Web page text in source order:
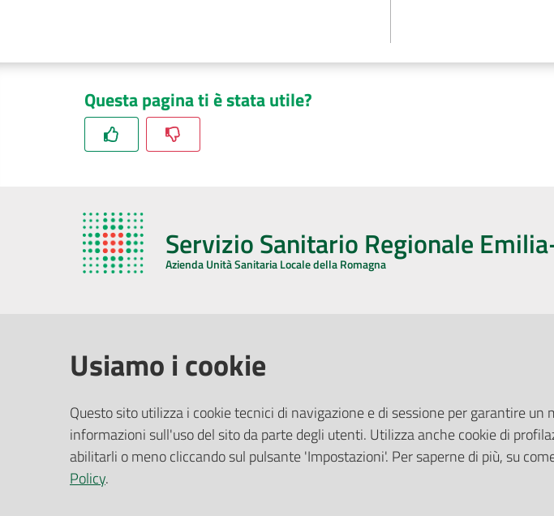
Questa pagina ti è stata utile?
Servizio Sanitario Regionale
Azienda Unità Sanitaria Locale della Romagna
Via De Gasperi, 8 - 48121 Ravenna (RA)
CF/P.IVA:02483810392
PEC:
azienda@pec.auslromagna.it
Ufficio Relazioni con il Pubblico
Riferimenti per la Stampa
Usiamo i cookie
Questo sito utilizza i cookie tecnici di navigazione e di sessione per garantire
informazioni sull'uso del sito da parte degli utenti. Utilizza anche cookie di
abilitarli o meno cliccando sul pulsante 'Impostazioni'. Per saperne di più, su
Policy.